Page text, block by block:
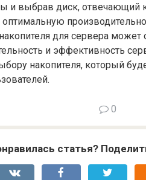
и выбрав диск, отвечающий
для сервера может
и эффективность
накопителя, который
0
статья?